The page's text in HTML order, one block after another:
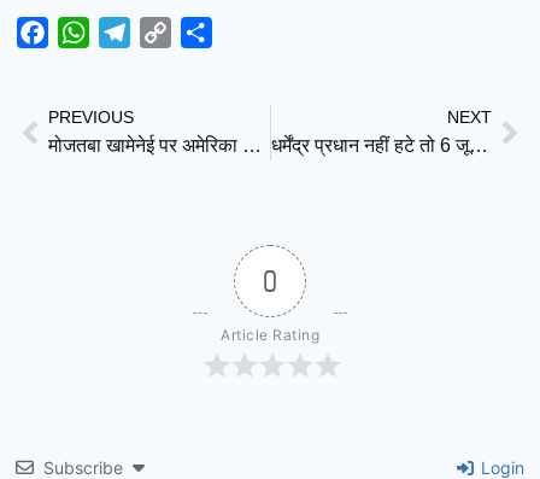
FacebookWhatsAppTelegram
Copy
PREVIOUS
मोजतबा खामेनेई पर अमेरिका का बड़ा खुलासा: जीवित हैं, बढ़ा रहे सक्रियता; परमाणु समझौते की उम्मीद बरकरार
NEXT
धर्मेंद्र प्रधान नहीं हटे तो 6 जून को आंदोलन में उतरेंगे सोनम वांगचुक, शिक्षा व्यवस्था पर उठाए गंभीर सवाल
0
Article Rating
Subscribe Login